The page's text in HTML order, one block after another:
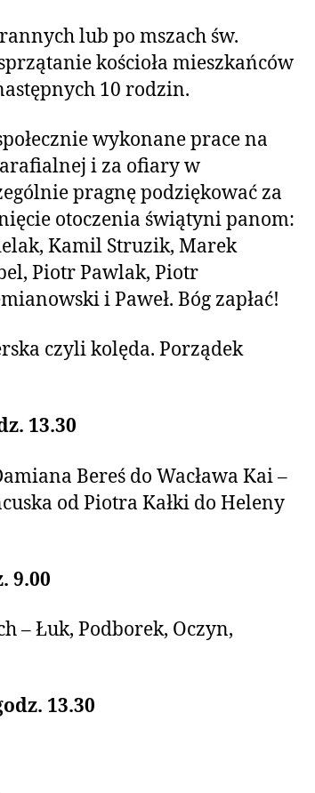
lub po mszach św.
kościoła mieszkańców
10 rodzin.
wykonane prace na
i za ofiary w
pragnę podziękować za
otoczenia świątyni panom:
Kamil Struzik, Marek
Piotr Pawlak, Piotr
i Paweł. Bóg zapłać!
czyli kolęda. Porządek
13.30
Bereś do Wacława Kai –
od Piotra Kałki do Heleny
9.00
– Łuk, Podborek, Oczyn,
13.30